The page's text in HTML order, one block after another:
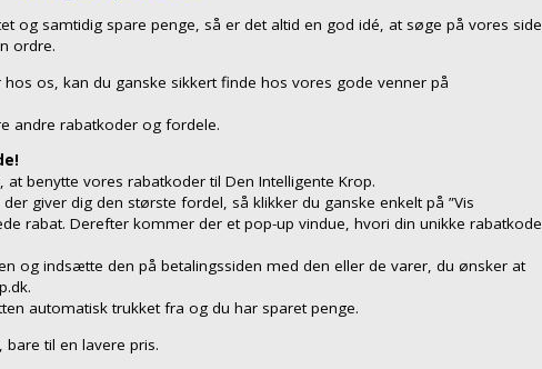
og samtidig spare penge, så er det altid en god idé, at søge på vores side
ordre.
os, kan du ganske sikkert finde hos vores gode venner på
andre rabatkoder og fordele.
benytte vores rabatkoder til Den Intelligente Krop.
giver dig den største fordel, så klikker du ganske enkelt på ”Vis
rabat. Derefter kommer der et pop-up vindue, hvori din unikke rabatkode
og indsætte den på betalingssiden med den eller de varer, du ønsker at
automatisk trukket fra og du har sparet penge.
til en lavere pris.